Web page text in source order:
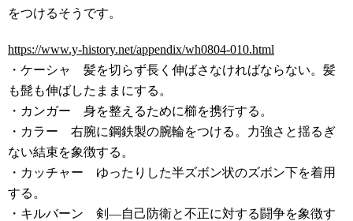
をつけるそうです。
https://www.y-history.net/appendix/wh0804-010.html
・ケーシャ 髪を切らず長く伸ばさなければならない。髪
も髭も伸ばしたままにする。
・カンガー 身を整えるために櫛を携行する。
・カラー 右腕に鋼鉄製の腕輪をつける。力強さと揺るぎ
ない結束を象徴する。
・カッチャー ゆったりした半ズボン状のズボン下を着用
する。
・キルバーン 剣―自己防衛と不正に対する闘争を象徴す